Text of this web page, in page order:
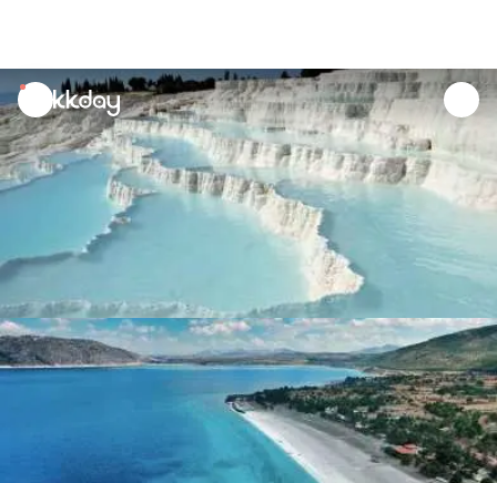
unread
notifications